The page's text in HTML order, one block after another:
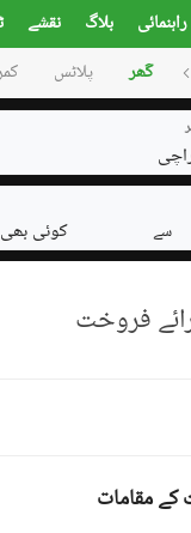
بلاگ نقشے
گھر پلاٹس
سے کوئی بھی